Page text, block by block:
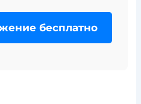
бесплатно